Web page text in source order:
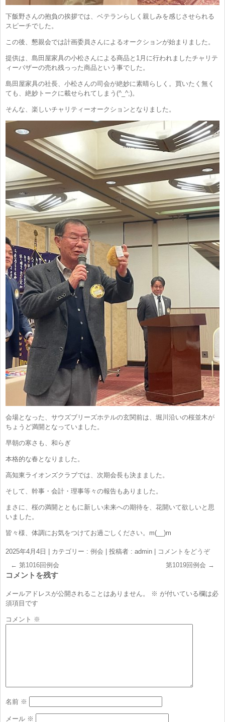
下飯野さんの抱負の挨拶では、ベテランらしく親しみを感じさせられる
スピーチでした。
この後、懇親会では計画委員さんによるオークションが始まりました。
提供は、島田屋家具の小松さんによる商品と1月に行われましたチャリテ
ィーバザーの売れ残っった商品という事でした。
島田屋家具の社長、小松さんの司会が絶妙に素晴らしく。買いたく無く
ても、絶妙トークに載せられてしまう(^_^;)。
そんな、楽しいチャリティーオークションとなりました。
会場となった、サウズブリーズホテルの玄関前は、堀川沿いの桜並木が
ちょうど満開となっていました。
早朝の寒さも、和らぎ
本格的な春となりました。
高知東ライオンズクラブでは、次期会長も決まました。
そして、幹事・会計・理事等々の報告もありました。
まさに、桜の満開とともに新しい未来への期待を、花開いて欲しいと思
いました。
皆々様、体調にお気をつけてお過ごしください。m(__)m
2025年4月4日 | カテゴリー : 例会 | 投稿者 : admin | コメントをどうぞ
← 第1016回例会 第1019回例会 →
コメントを残す
メールアドレスが公開されることはありません。 ※ が付いている欄は必
須項目です
コメント ※
名前 ※
メール ※